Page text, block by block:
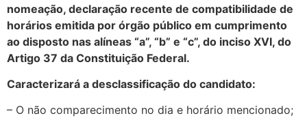
nomeação, declaração recente de compatibilidade de
horários emitida por órgão público em cumprimento
ao disposto nas alíneas “a”, “b” e “c”, do inciso XVI, do
Artigo 37 da Constituição Federal.
Caracterizará a desclassificação do candidato:
– O não comparecimento no dia e horário mencionado;